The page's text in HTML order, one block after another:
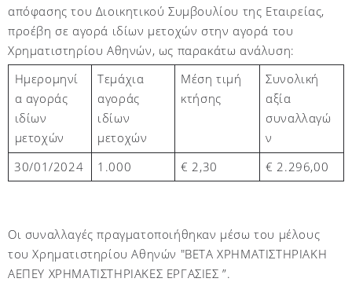
απόφασης του Διοικητικού Συμβουλίου της Εταιρείας,
προέβη σε αγορά ιδίων μετοχών στην αγορά του
Χρηματιστηρίου Αθηνών, ως παρακάτω ανάλυση:
Ημερομηνί
α αγοράς
ιδίων
μετοχών
Τεμάχια
αγοράς
ιδίων
μετοχών
Μέση τιμή
κτήσης
Συνολική
αξία
συναλλαγώ
ν
30/01/2024
1.000 € 2,30 €2.296,00
Οι συναλλαγές πραγματοποιήθηκαν μέσω του μέλους
του Χρηματιστηρίου Αθηνών "BETA ΧΡΗΜΑΤΙΣΤΗΡΙΑΚΗ
ΑΕΠΕΥ ΧΡΗΜΑΤΙΣΤΗΡΙΑΚΕΣ ΕΡΓΑΣΙΕΣ ”.